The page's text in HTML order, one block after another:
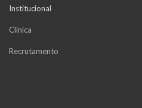
Institucional
Clínica
Recrutamento